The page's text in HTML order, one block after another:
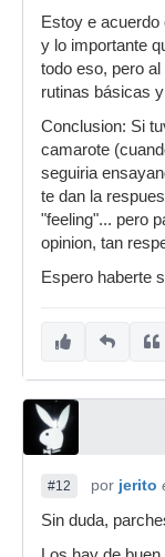
Estoy e
y lo importante
todo eso, pero
rutinas básicas
Conclusion: Si
camarote
seguiria
te dan la
"feeling"... pero
opinion, tan
Espero haberte
#12 por jerito
Sin duda,